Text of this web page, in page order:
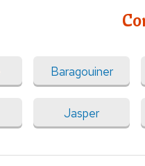
Baragouiner
Jasper